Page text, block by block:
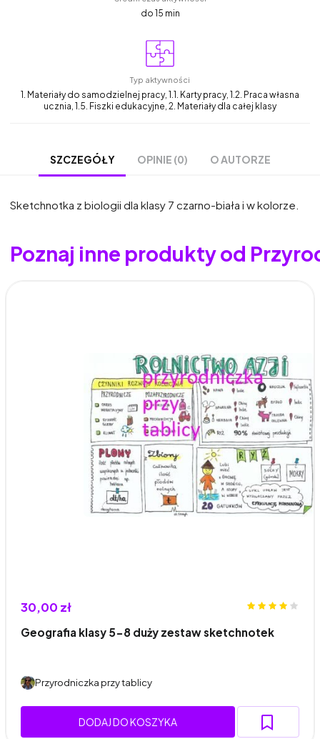
do 15 min
Typ aktywności
1. Materiały do samodzielnej pracy, 1.1. Karty pracy, 1.2. Praca własna
ucznia, 1.5. Fiszki edukacyjne, 2. Materiały dla całej klasy
SZCZEGÓŁY OPINIE (0) O AUTORZE
Sketchnotka z biologii dla klasy 7 czarno-biała i w kolorze.
Poznaj inne produkty od
30,00 zł
Geografia klasy 5-8 duży zestaw sketchnotek
Przyrodniczka przy tablicy
DODAJ DO KOSZYKA